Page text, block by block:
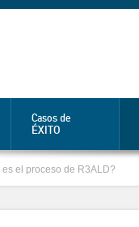
Casos de
ÉXITO
es el proceso de R3ALD?